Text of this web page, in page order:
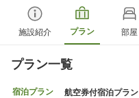
施設紹介 プラン 部屋
プラン一覧
宿泊プラン 航空券付宿泊プラン